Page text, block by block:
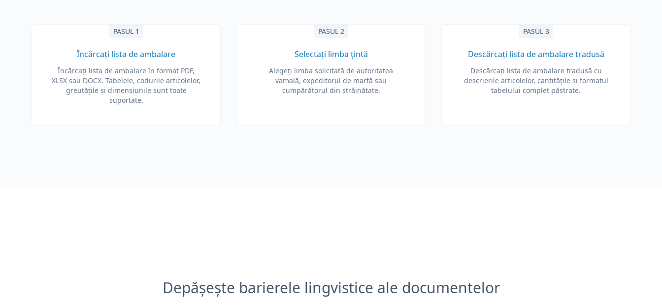
PASUL 1
Încărcați lista de ambalare
Încărcați lista de ambalare în format PDF,
XLSX sau DOCX. Tabelele, codurile articolelor,
greutățile și dimensiunile sunt toate
suportate.
PASUL 2
Selectați limba țintă
Alegeți limba solicitată de autoritatea
vamală, expeditorul de marfă sau
cumpărătorul din străinătate.
PASUL 3
Descărcați lista de ambalare tradusă
Descărcați lista de ambalare tradusă cu
descrierile articolelor, cantitățile și formatul
tabelului complet păstrate.
Depășește barierele lingvistice ale documentelor